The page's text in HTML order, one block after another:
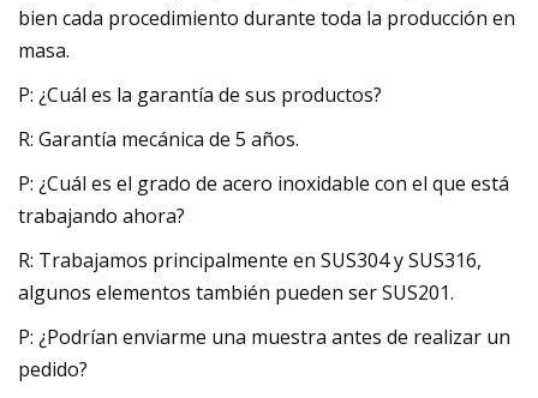
bien cada procedimiento durante toda la producción en
masa.
P: ¿Cuál es la garantía de sus productos?
R: Garantía mecánica de 5 años.
P: ¿Cuál es el grado de acero inoxidable con el que está
trabajando ahora?
R: Trabajamos principalmente en SUS304 y SUS316,
algunos elementos también pueden ser SUS201.
P: ¿Podrían enviarme una muestra antes de realizar un
pedido?